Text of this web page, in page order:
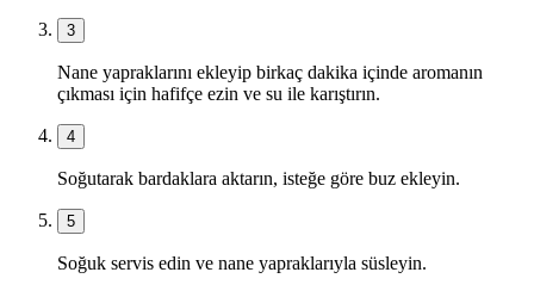
3
Nane yapraklarını ekleyip birkaç dakika içinde aromanın
çıkması için hafifçe ezin ve su ile karıştırın.
4
Soğutarak bardaklara aktarın, isteğe göre buz ekleyin.
5
Soğuk servis edin ve nane yapraklarıyla süsleyin.